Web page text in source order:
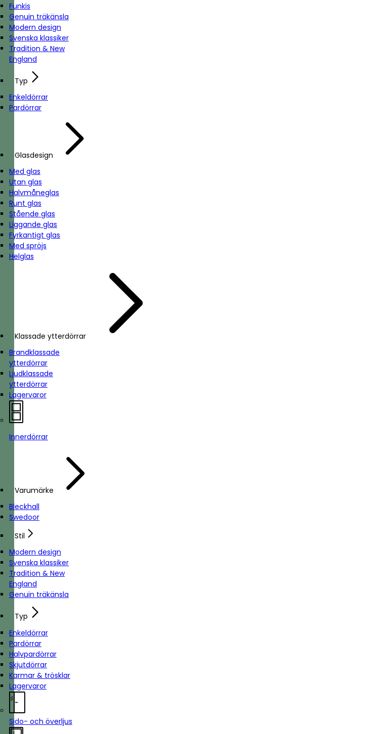
Funkis
Genuin träkänsla
Modern design
Svenska klassiker
Tradition & New
England
Typ
Enkeldörrar
Pardörrar
Glasdesign
Med glas
Utan glas
Halvmåneglas
Runt glas
Stående glas
Liggande glas
Fyrkantigt glas
Med spröjs
Helglas
Klassade ytterdörrar
Brandklassade
ytterdörrar
Ljudklassade
ytterdörrar
Lagervaror
Innerdörrar
Varumärke
Bleckhall
Swedoor
Stil
Modern design
Svenska klassiker
Tradition & New
England
Genuin träkänsla
Typ
Enkeldörrar
Pardörrar
Halvpardörrar
Skjutdörrar
Karmar & trösklar
Lagervaror
Sido- och överljus